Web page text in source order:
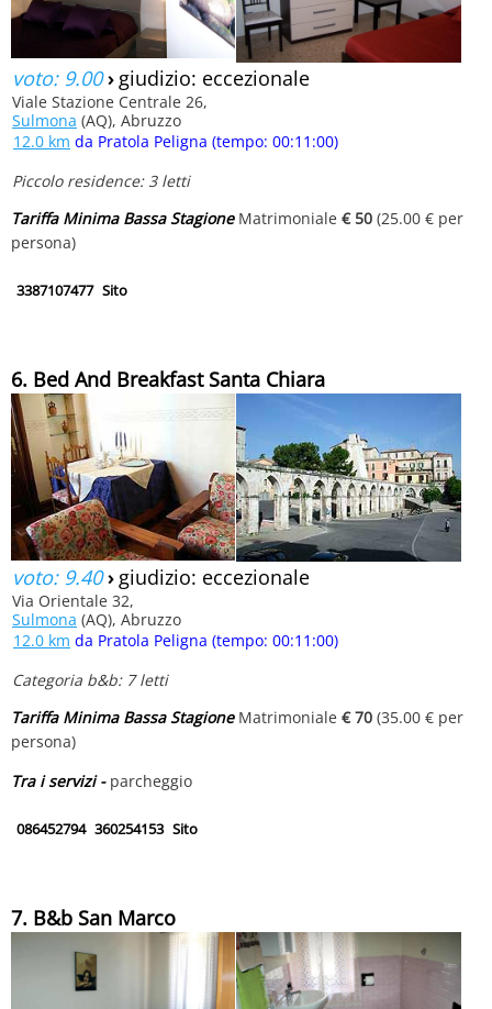
voto: 9.00› giudizio: eccezionale
Viale Stazione Centrale 26,
Sulmona (AQ), Abruzzo
12.0 km da Pratola Peligna (tempo: 00:11:00)
Piccolo residence: 3 letti
Tariffa Minima Bassa StagioneMatrimoniale € 50 (25.00 € per
persona)
3387107477 Sito
6. Bed And Breakfast Santa Chiara
voto: 9.40› giudizio: eccezionale
Via Orientale 32,
Sulmona (AQ), Abruzzo
12.0 km da Pratola Peligna (tempo: 00:11:00)
Categoria b&b: 7 letti
Tariffa Minima Bassa StagioneMatrimoniale € 70 (35.00 € per
persona)
Tra i servizi - parcheggio
086452794 360254153 Sito
7. B&b San Marco